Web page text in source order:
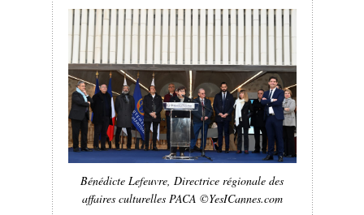
Bénédicte Lefeuvre, Directrice régionale des
affaires culturelles PACA ©YesICannes.com